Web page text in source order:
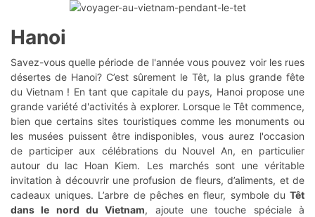
Hanoi
Savez-vous quelle période de l'année vous pouvez voir les rues
désertes de Hanoi? C’est sûrement le Têt, la plus grande fête
du Vietnam ! En tant que capitale du pays, Hanoi propose une
grande variété d'activités à explorer. Lorsque le Têt commence,
bien que certains sites touristiques comme les monuments ou
les musées puissent être indisponibles, vous aurez l'occasion
de participer aux célébrations du Nouvel An, en particulier
autour du lac Hoan Kiem. Les marchés sont une véritable
invitation à découvrir une profusion de fleurs, d’aliments, et de
cadeaux uniques. L’arbre de pêches en fleur, symbole du Têt
dans le nord du Vietnam, ajoute une touche spéciale à